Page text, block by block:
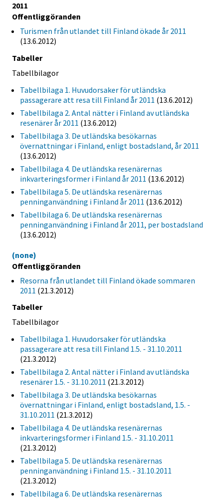
2011
Offentliggöranden
Turismen från utlandet till Finland ökade år 2011
(13.6.2012)
Tabeller
Tabellbilagor
Tabellbilaga 1. Huvudorsaker för utländska
passagerare att resa till Finland år 2011 (13.6.2012)
Tabellbilaga 2. Antal nätter i Finland av utländska
resenärer år 2011 (13.6.2012)
Tabellbilaga 3. De utländska besökarnas
övernattningar i Finland, enligt bostadsland, år 2011
(13.6.2012)
Tabellbilaga 4. De utländska resenärernas
inkvarteringsformer i Finland år 2011 (13.6.2012)
Tabellbilaga 5. De utländska resenärernas
penninganvändning i Finland år 2011 (13.6.2012)
Tabellbilaga 6. De utländska resenärernas
penninganvändning i Finland år 2011, per bostadsland
(13.6.2012)
(none)
Offentliggöranden
Resorna från utlandet till Finland ökade sommaren
2011 (21.3.2012)
Tabeller
Tabellbilagor
Tabellbilaga 1. Huvudorsaker för utländska
passagerare att resa till Finland 1.5. - 31.10.2011
(21.3.2012)
Tabellbilaga 2. Antal nätter i Finland av utländska
resenärer 1.5. - 31.10.2011 (21.3.2012)
Tabellbilaga 3. De utländska besökarnas
övernattningar i Finland, enligt bostadsland, 1.5. -
31.10.2011 (21.3.2012)
Tabellbilaga 4. De utländska resenärernas
inkvarteringsformer i Finland 1.5. - 31.10.2011
(21.3.2012)
Tabellbilaga 5. De utländska resenärernas
penninganvändning i Finland 1.5. - 31.10.2011
(21.3.2012)
Tabellbilaga 6. De utländska resenärernas